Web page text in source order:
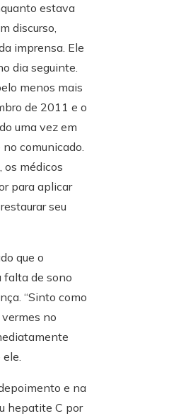
estava
discurso,
imprensa. Ele
dia seguinte.
menos mais
de 2011 e o
uma vez em
comunicado.
os médicos
para aplicar
seu
que o
falta de sono
“Sinto como
no
ele.
e na
hepatite C por